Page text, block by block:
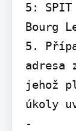
5: SPIT
Bourg
5.
adresa
jehož
úkoly
-